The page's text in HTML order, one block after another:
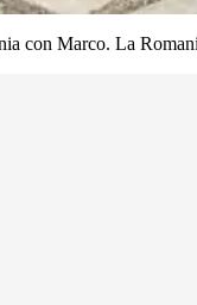
con Marco. La